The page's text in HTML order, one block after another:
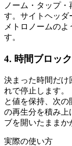
ノーム・タップ
す。サイトヘッダ
メトロノームの
す。
4. 時間ブロッ
決まった時間だ
れで停止します。
と値を保持、次
の再生分を積み上
ブを開いたままか
実際の使い方